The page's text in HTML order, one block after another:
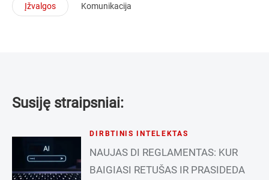
Įžvalgos Komunikacija
Susiję straipsniai:
DIRBTINIS INTELEKTAS
NAUJAS DI REGLAMENTAS: KUR
BAIGIASI RETUŠAS IR PRASIDEDA